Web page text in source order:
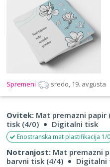
Spremeni sredo, 19. avgusta
Ovitek: Mat premazni papir
tisk (4/0)
Digitalni tisk
Enostranska mat plastifikacija 1/0
Notranjost: Mat premazni
barvni tisk (4/4)
Digitalni